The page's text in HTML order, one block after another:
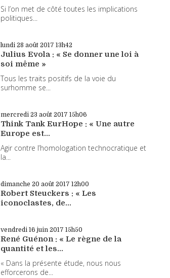
Si l’on met de côté toutes les implications
politiques...
lundi 28 août 2017 13h42
Julius Evola : « Se donner une loi à
soi même »
Tous les traits positifs de la voie du
surhomme se...
mercredi 23 août 2017 15h06
Think Tank EurHope : « Une autre
Europe est...
Agir contre l’homologation technocratique et
la...
dimanche 20 août 2017 12h00
Robert Steuckers : « Les
iconoclastes, de...
vendredi 16 juin 2017 15h50
René Guénon : « Le règne de la
quantité et les...
« Dans la présente étude, nous nous
efforcerons de...